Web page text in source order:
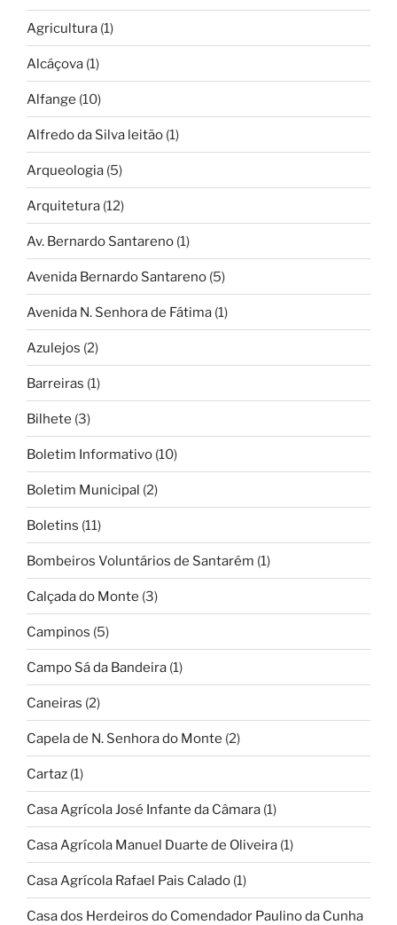
Agricultura (1)
Alcáçova (1)
Alfange (10)
Alfredo da Silva leitão (1)
Arqueologia (5)
Arquitetura (12)
Av. Bernardo Santareno (1)
Avenida Bernardo Santareno (5)
Avenida N. Senhora de Fátima (1)
Azulejos (2)
Barreiras (1)
Bilhete (3)
Boletim Informativo (10)
Boletim Municipal (2)
Boletins (11)
Bombeiros Voluntários de Santarém (1)
Calçada do Monte (3)
Campinos (5)
Campo Sá da Bandeira (1)
Caneiras (2)
Capela de N. Senhora do Monte (2)
Cartaz (1)
Casa Agrícola José Infante da Câmara (1)
Casa Agrícola Manuel Duarte de Oliveira (1)
Casa Agrícola Rafael Pais Calado (1)
Casa dos Herdeiros do Comendador Paulino da Cunha